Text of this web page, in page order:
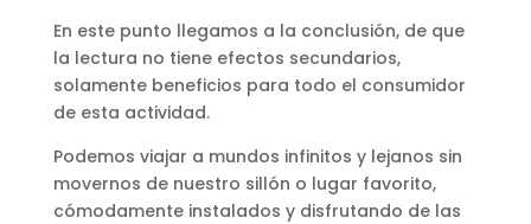
En este punto llegamos a la conclusión, de que
la lectura no tiene efectos secundarios,
solamente beneficios para todo el consumidor
de esta actividad.
Podemos viajar a mundos infinitos y lejanos sin
movernos de nuestro sillón o lugar favorito,
cómodamente instalados y disfrutando de las